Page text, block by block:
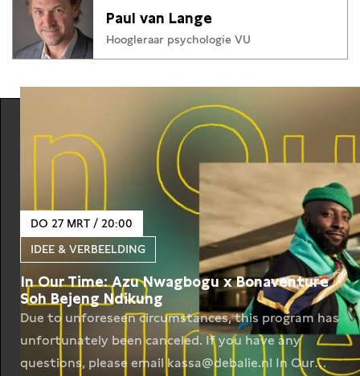
Paul van Lange
Hoogleraar psychologie VU
DO 27 MRT / 20:00
IDEE & VERBEELDING
In Our Time: Azu Nwagbogu x Bonaventure
Soh Bejeng Ndikung
Due to unforeseen circumstances, this program has
unfortunately been canceled. If you have any
questions, please email kassa@debalie.nl In Our